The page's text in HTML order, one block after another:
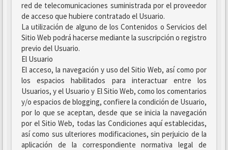
red de telecomunicaciones suministrada por el proveedor
de acceso que hubiere contratado el Usuario.
La utilización de alguno de los Contenidos o Servicios del
Sitio Web podrá hacerse mediante la suscripción o registro
previo del Usuario.
El Usuario
El acceso, la navegación y uso del Sitio Web, así como por
los espacios habilitados para interactuar entre los
Usuarios, y el Usuario y El Sitio Web, como los comentarios
y/o espacios de blogging, confiere la condición de Usuario,
por lo que se aceptan, desde que se inicia la navegación
por el Sitio Web, todas las Condiciones aquí establecidas,
así como sus ulteriores modificaciones, sin perjuicio de la
aplicación de la correspondiente normativa legal de